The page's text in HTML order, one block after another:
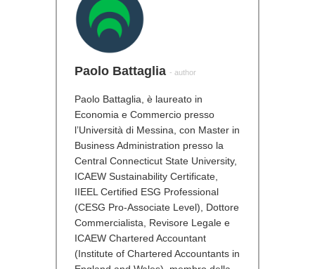
Paolo Battaglia - author
Paolo Battaglia, è laureato in
Economia e Commercio presso
l’Università di Messina, con Master in
Business Administration presso la
Central Connecticut State University,
ICAEW Sustainability Certificate,
IIEEL Certified ESG Professional
(CESG Pro-Associate Level), Dottore
Commercialista, Revisore Legale e
ICAEW Chartered Accountant
(Institute of Chartered Accountants in